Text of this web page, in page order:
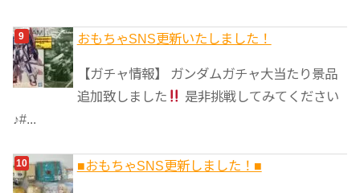
おもちゃSNS更新いたしました！
【ガチャ情報】 ガンダムガチャ大当たり景品
追加致しました
是非挑戦してみてください
♪#...
■おもちゃSNS更新しました！■